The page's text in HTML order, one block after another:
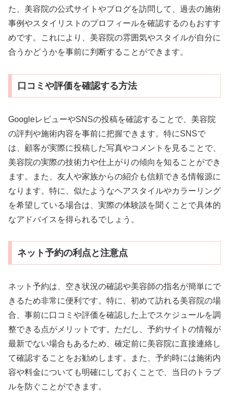
た、美容院の公式サイトやブログを訪問して、過去の施術
事例やスタイリストのプロフィールを確認するのもおすす
めです。これにより、美容院の雰囲気やスタイルが自分に
合うかどうかを事前に判断することができます。
口コミや評価を確認する方法
GoogleレビューやSNSの投稿を確認することで、美容院
の評判や施術内容を事前に把握できます。特にSNSで
は、顧客が実際に投稿した写真やコメントを見ることで、
美容院の実際の技術力や仕上がりの傾向を知ることができ
ます。また、友人や家族からの紹介も信頼できる情報源に
なります。特に、似たようなヘアスタイルやカラーリング
を希望している場合は、実際の体験談を聞くことで具体的
なアドバイスを得られるでしょう。
ネット予約の利点と注意点
ネット予約は、空き状況の確認や美容師の指名が簡単にで
きるため非常に便利です。特に、初めて訪れる美容院の場
合、事前に口コミや評価を確認した上でスケジュールを調
整できる点がメリットです。ただし、予約サイトの情報が
最新でない場合もあるため、確定前に美容院に直接連絡し
て確認することをお勧めします。また、予約時には施術内
容や料金についても明確にしておくことで、当日のトラブ
ルを防ぐことができます。